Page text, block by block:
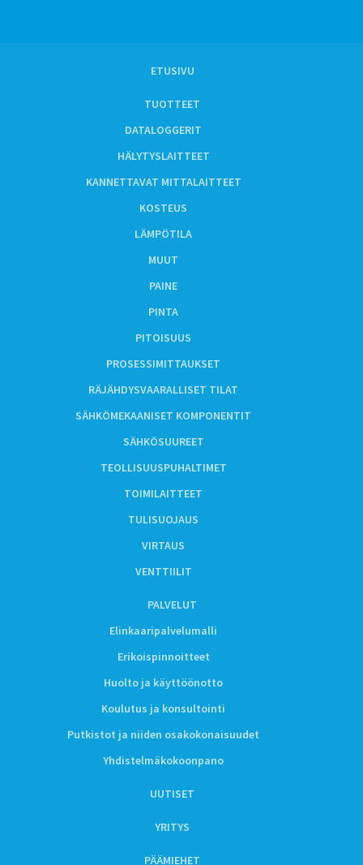
ETUSIVU
TUOTTEET
DATALOGGERIT
HÄLYTYSLAITTEET
KANNETTAVAT MITTALAITTEET
KOSTEUS
LÄMPÖTILA
MUUT
PAINE
PINTA
PITOISUUS
PROSESSIMITTAUKSET
RÄJÄHDYSVAARALLISET TILAT
SÄHKÖMEKAANISET KOMPONENTIT
SÄHKÖSUUREET
TEOLLISUUSPUHALTIMET
TOIMILAITTEET
TULISUOJAUS
VIRTAUS
VENTTIILIT
PALVELUT
Elinkaaripalvelumalli
Erikoispinnoitteet
Huolto ja käyttöönotto
Koulutus ja konsultointi
Putkistot ja niiden osakokonaisuudet
Yhdistelmäkokoonpano
UUTISET
YRITYS
PÄÄMIEHET